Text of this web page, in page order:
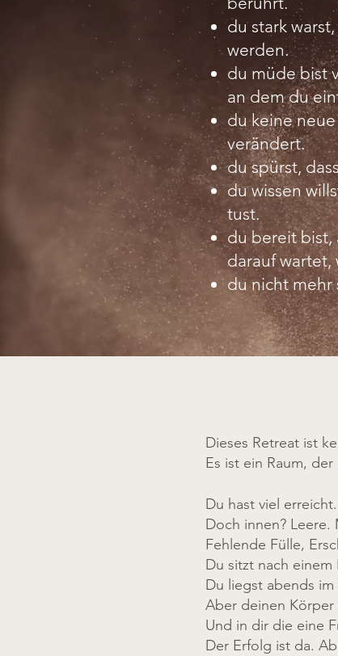
du stark
werden.
du müde bist
an dem du
du keine
verändert.
du spürst,
du wissen
tust.
du bereit bist,
darauf wartet,
du nicht mehr
Dieses Retreat ist
Es ist ein Raum,
Du hast viel
Doch innen? Leere.
Fehlende Fülle,
Du sitzt nach
Du liegst abends
Aber deinen
Und in dir die eine
Der Erfolg ist da.